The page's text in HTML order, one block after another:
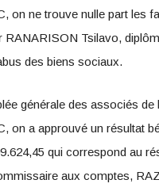
on ne trouve nulle part les
RANARISON Tsilavo,
des biens sociaux.
générale des associés de
on a approuvé un résultat
qui correspond au
aux comptes,